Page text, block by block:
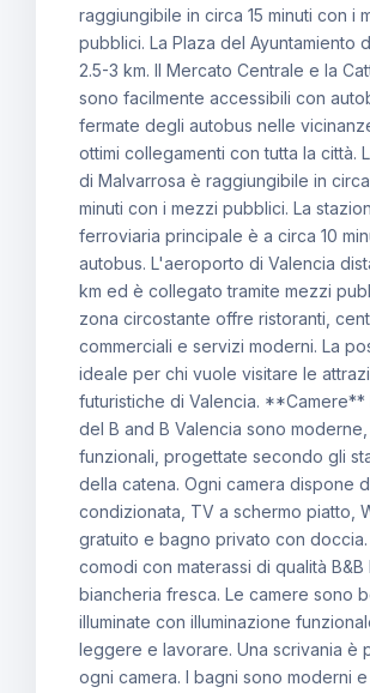
raggiungibile in circa 15 minuti con i
pubblici. La Plaza del Ayuntamiento
2.5-3 km. Il Mercato Centrale e la
sono facilmente accessibili con
fermate degli autobus nelle
ottimi collegamenti con tutta la città.
di Malvarrosa è raggiungibile in
minuti con i mezzi pubblici. La
ferroviaria principale è a circa 10
autobus. L'aeroporto di Valencia
km ed è collegato tramite mezzi
zona circostante offre ristoranti,
commerciali e servizi moderni. La
ideale per chi vuole visitare le
futuristiche di Valencia. **Camere**
del B and B Valencia sono
funzionali, progettate secondo gli
della catena. Ogni camera dispone
condizionata, TV a schermo piatto,
gratuito e bagno privato con doccia.
comodi con materassi di qualità B&B
biancheria fresca. Le camere sono
illuminate con illuminazione
leggere e lavorare. Una scrivania è
ogni camera. I bagni sono moderni